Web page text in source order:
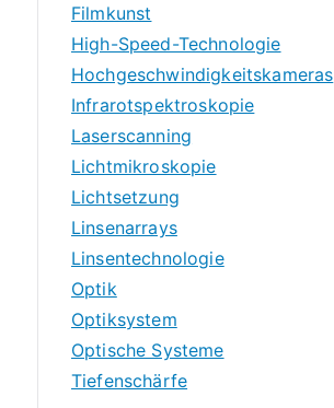
Filmkunst
High-Speed-Technologie
Hochgeschwindigkeitskameras
Infrarotspektroskopie
Laserscanning
Lichtmikroskopie
Lichtsetzung
Linsenarrays
Linsentechnologie
Optik
Optiksystem
Optische Systeme
Tiefenschärfe